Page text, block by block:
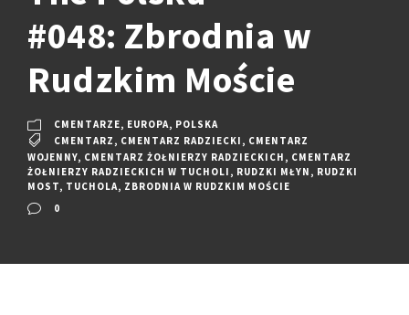
#048: Zbrodnia w
Rudzkim Moście
CMENTARZE, EUROPA, POLSKA
CMENTARZ , CMENTARZ RADZIECKI , CMENTARZ
WOJENNY, CMENTARZ ŻOŁNIERZY RADZIECKICH , CMENTARZ
ŻOŁNIERZY RADZIECKICH W TUCHOLI , RUDZKI MŁYN , RUDZKI
MOST, TUCHOLA, ZBRODNIA W RUDZKIM MOŚCIE
0